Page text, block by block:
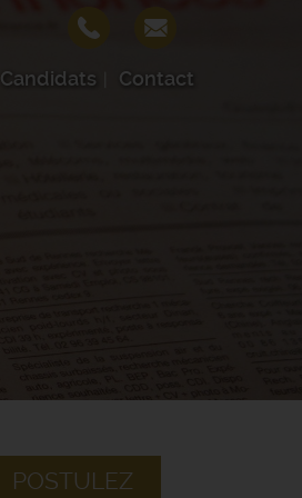
Candidats Contact
POSTULEZ